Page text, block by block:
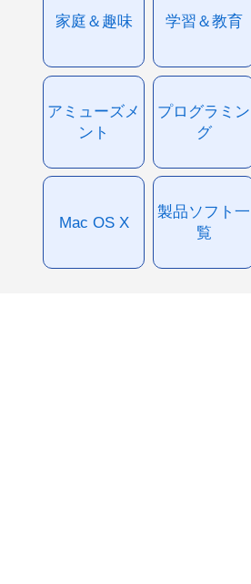
家庭＆趣味 学習＆教育
アミューズメ
ント
プログラミン
グ
Mac OS X
製品ソフト一
覧